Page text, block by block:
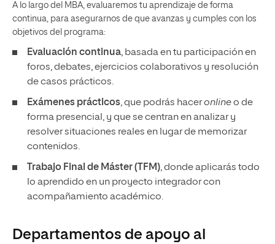
A lo largo del MBA, evaluaremos tu aprendizaje de forma
continua, para asegurarnos de que avanzas y cumples con los
objetivos del programa:
Evaluación continua, basada en tu participación en
foros, debates, ejercicios colaborativos y resolución
de casos prácticos.
Exámenes prácticos, que podrás haceronlineo de
forma presencial, y que se centran en analizar y
resolver situaciones reales en lugar de memorizar
contenidos.
Trabajo Final de Máster (TFM), donde aplicarás todo
lo aprendido en un proyecto integrador con
acompañamiento académico.
Departamentos de apoyo al